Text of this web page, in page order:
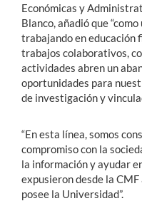
Económicas y
Blanco, añadió que
trabajando en educación
trabajos colaborativos,
actividades abren un
oportunidades para
de investigación y
“En esta línea, somos
compromiso con la
la información y ayudar
expusieron desde la
posee la Universidad”.